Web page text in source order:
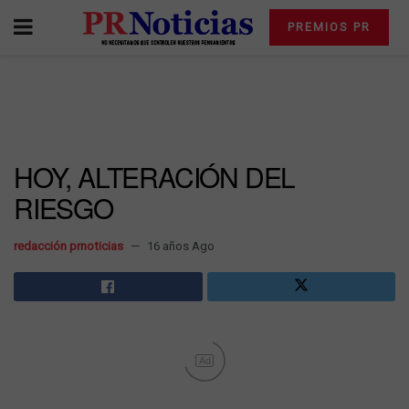
PREMIOS PR
HOY, ALTERACIÓN DEL
RIESGO
redacción prnoticias 16 años Ago
Ad